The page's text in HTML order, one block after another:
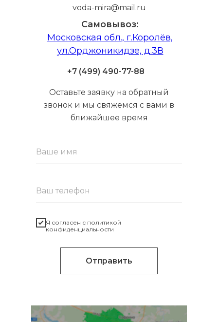
Я согласен с политикой
конфиденциальности
Отправить
Оставьте заявку на обратный
звонок и мы свяжемся с вами в
ближайшее время
voda-mira@mail.ru
+7 (499) 490-77-88
Самовывоз:
Московская обл., г.Королёв,
ул.Орджоникидзе, д.3В